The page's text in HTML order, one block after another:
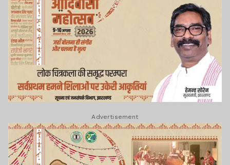
Advertisement